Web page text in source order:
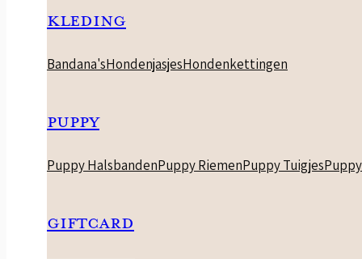
KLEDING
Bandana'sHondenjasjesHondenkettingen
PUPPY
Puppy HalsbandenPuppy RiemenPuppy Tuigjes
GIFTCARD